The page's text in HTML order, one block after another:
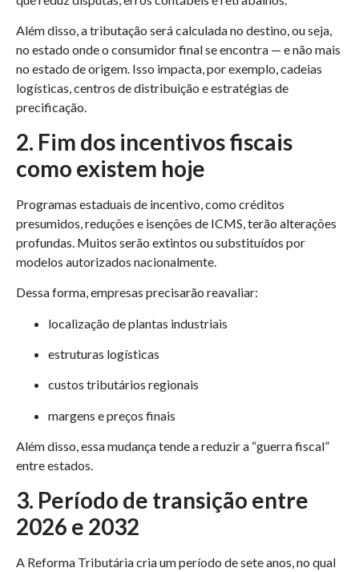
Além disso, a tributação será calculada no destino, ou seja,
no estado onde o consumidor final se encontra — e não mais
no estado de origem. Isso impacta, por exemplo, cadeias
logísticas, centros de distribuição e estratégias de
precificação.
2. Fim dos incentivos fiscais
como existem hoje
Programas estaduais de incentivo, como créditos
presumidos, reduções e isenções de ICMS, terão alterações
profundas. Muitos serão extintos ou substituídos por
modelos autorizados nacionalmente.
Dessa forma, empresas precisarão reavaliar:
localização de plantas industriais
estruturas logísticas
custos tributários regionais
margens e preços finais
Além disso, essa mudança tende a reduzir a “guerra fiscal”
entre estados.
3. Período de transição entre
2026 e 2032
A Reforma Tributária cria um período de sete anos, no qual